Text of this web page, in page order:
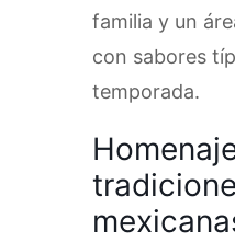
familia y un
con sabores
temporada.